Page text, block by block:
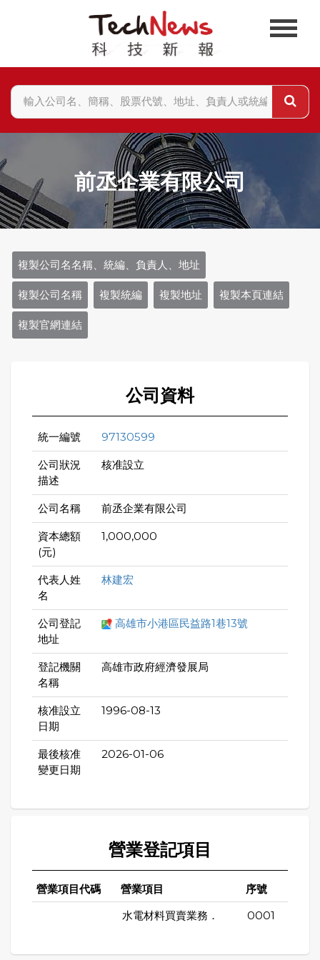
前丞企業有限公司
複製公司名名稱、統編、負責人、地址
複製公司名稱 複製統編 複製地址 複製本頁連結
複製官網連結
公司資料
統一編號 97130599
公司狀況
描述
核准設立
公司名稱 前丞企業有限公司
資本總額
(元)
1,000,000
代表人姓
名
林建宏
公司登記
地址
高雄市小港區民益路1巷13號
登記機關
名稱
高雄市政府經濟發展局
核准設立
日期
1996-08-13
最後核准
變更日期
2026-01-06
營業登記項目
營業項目代碼 營業項目 序號
水電材料買賣業務． 0001